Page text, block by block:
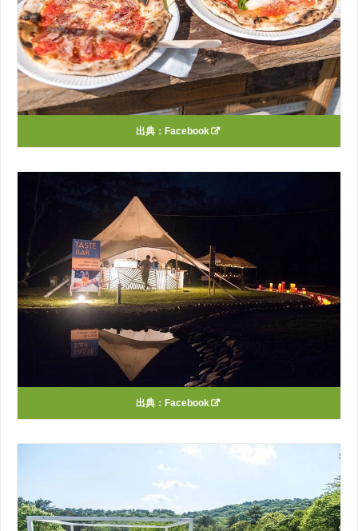
出典： Facebook
出典： Facebook